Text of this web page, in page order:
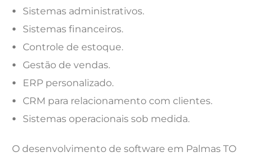
Sistemas administrativos.
Sistemas financeiros.
Controle de estoque.
Gestão de vendas.
ERP personalizado.
CRM para relacionamento com clientes.
Sistemas operacionais sob medida.
O desenvolvimento de software em Palmas TO